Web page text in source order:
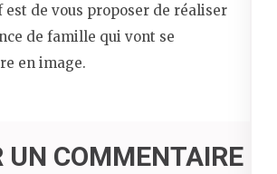
est de vous proposer de réaliser
de famille qui vont se
en image.
UN COMMENTAIRE